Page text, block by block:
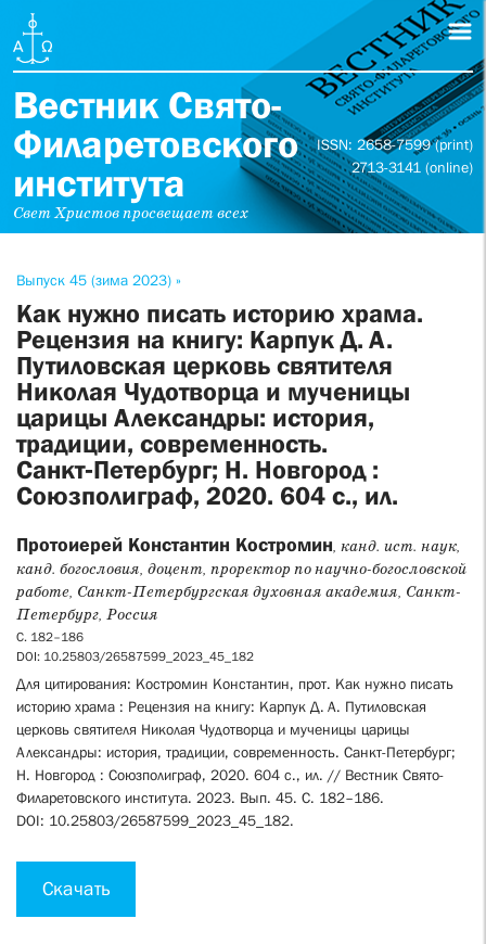
Вестник Свято-
Филаретовского
института
Свет Христов просвещает всех
ISSN: 2658-7599 (print)
2713-3141 (online)
Выпуск 45 (зима 2023) »
Как нужно писать историю храма.
Рецензия на книгу: Карпук Д. А.
Путиловская церковь святителя
Николая Чудотворца и мученицы
царицы Александры: история,
традиции, современность.
Санкт‑Петербург; Н. Новгород :
Союзполиграф, 2020. 604 с., ил.
Протоиерей Константин Костромин, канд. ист. наук,
канд. богословия, доцент, проректор по научно-богословской
работе, Санкт-Петер­бургская духовная академия, Санкт-
Петербург, Россия
С. 182–186
DOI: 10.25803/26587599_2023_45_182
Для цитирования: Костромин Константин, прот. Как нужно писать
историю храма : ­Рецензия на книгу: Карпук Д. А. Путиловская
церковь святителя Николая Чудотворца и мученицы царицы
Александры: история, традиции, современность. Санкт-Петербург;
Н. Новгород : Союзполиграф, 2020. 604 с., ил. // Вестник Свято-
Филаретовского института. 2023. Вып. 45. С. 182–186.
DOI: 10.25803/26587599_2023_45_182.
Скачать